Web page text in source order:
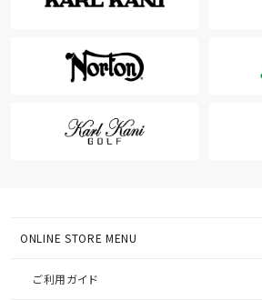
ONLINE STORE MENU
ご利用ガイド